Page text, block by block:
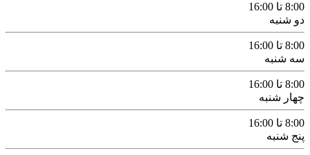
8:00 تا 16:00
دو شنبه
8:00 تا 16:00
سه شنبه
8:00 تا 16:00
چهار شنبه
8:00 تا 16:00
پنج شنبه